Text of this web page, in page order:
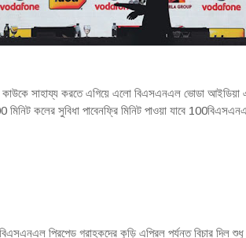
সাহায্য করতে এগিয়ে এলো বিএসএনএল ভোডা আইডিয়া
মিনিট কলের সুবিধা পাবেনফ্রি মিনিট পাওয়া যাবে
বিএসএনএল প্রিপেড গ্রাহকদের কুড়ি এপ্রিল পর্যন্ত বিচার দিল